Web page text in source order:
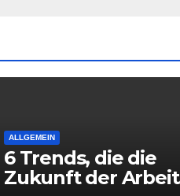
ALLGEMEIN
6 Trends, die die
Zukunft der Arbeit